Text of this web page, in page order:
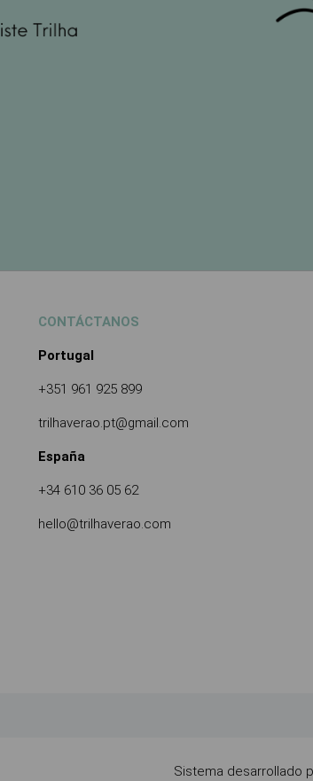
CONTÁCTANOS
Portugal
+351 961 925 899
trilhaverao.pt@gmail.com
España
+34 610 36 05 62
hello@trilhaverao.com
Sistema desarrollado